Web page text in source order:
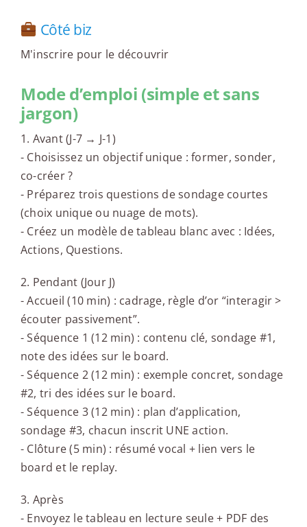
Côté biz
M'inscrire pour le découvrir
Mode d’emploi (simple et sans
jargon)
1. Avant (J-7 → J-1)
- Choisissez un objectif unique : former, sonder,
co-créer ?
- Préparez trois questions de sondage courtes
(choix unique ou nuage de mots).
- Créez un modèle de tableau blanc avec : Idées,
Actions, Questions.
2. Pendant (Jour J)
- Accueil (10 min) : cadrage, règle d’or “interagir >
écouter passivement”.
- Séquence 1 (12 min) : contenu clé, sondage #1,
note des idées sur le board.
- Séquence 2 (12 min) : exemple concret, sondage
#2, tri des idées sur le board.
- Séquence 3 (12 min) : plan d’application,
sondage #3, chacun inscrit UNE action.
- Clôture (5 min) : résumé vocal + lien vers le
board et le replay.
3. Après
- Envoyez le tableau en lecture seule + PDF des